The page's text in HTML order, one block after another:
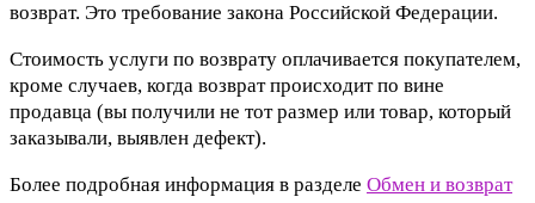
возврат. Это требование закона Российской Федерации.
Стоимость услуги по возврату оплачивается покупателем,
кроме случаев, когда возврат происходит по вине
продавца (вы получили не тот размер или товар, который
заказывали, выявлен дефект).
Более подробная информация в разделе Обмен и возврат